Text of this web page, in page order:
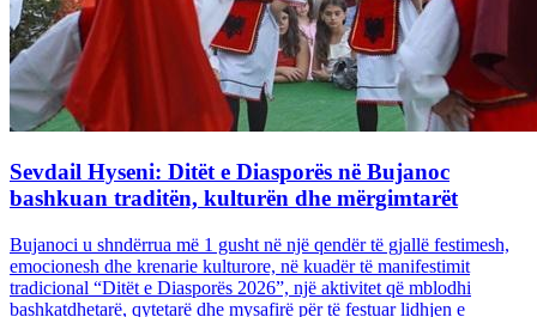
Sevdail Hyseni: Ditët e Diasporës në Bujanoc
bashkuan traditën, kulturën dhe mërgimtarët
Bujanoci u shndërrua më 1 gusht në një qendër të gjallë festimesh,
emocionesh dhe krenarie kulturore, në kuadër të manifestimit
tradicional “Ditët e Diasporës 2026”, një aktivitet që mblodhi
bashkatdhetarë, qytetarë dhe mysafirë për të festuar lidhjen e